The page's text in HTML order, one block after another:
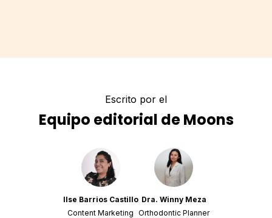
Escrito por el
Equipo editorial de Moons
Ilse Barrios Castillo
Content Marketing
Dra. Winny Meza
Orthodontic Planner